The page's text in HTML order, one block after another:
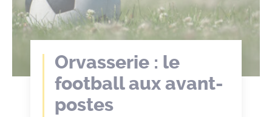
Orvasserie : le
football aux avant-
postes